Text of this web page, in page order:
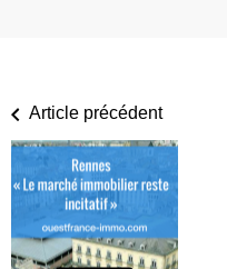
Article précédent